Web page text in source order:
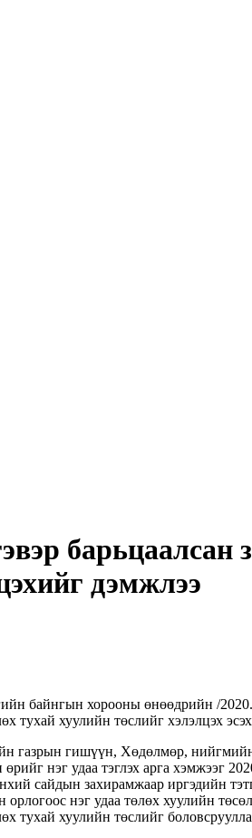
барьцаалсан
дэмжлээ
байнгын хорооны өнөөдрийн /
тухай хуулийн төслийг хэлэлцэх
газрын гишүүн, Хөдөлмөр,
өрийг нэг удаа тэглэх арга хэмжээг
сайдын захирамжаар иргэдийн
нэг удаа төлөх хуулийн
тухай хуулийн төслийг